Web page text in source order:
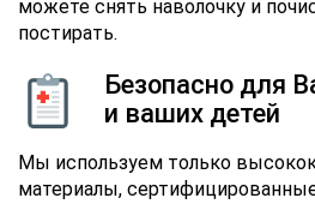
можете снять наволочку и
постирать.
Безопасно для
и ваших детей
Мы используем только
материалы,